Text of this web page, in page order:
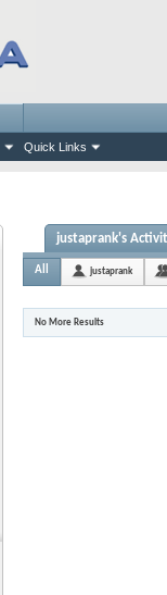
Quick Links
justaprank's
All justaprank
No More Results